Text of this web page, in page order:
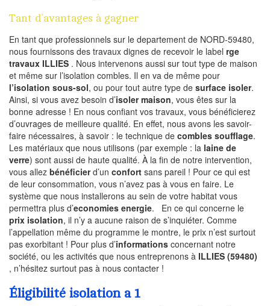
Tant d’avantages à gagner
En tant que professionnels sur le departement de NORD-59480,
nous fournissons des travaux dignes de recevoir le label rge
travaux ILLIES . Nous intervenons aussi sur tout type de maison
et même sur l’isolation combles. Il en va de même pour
l’isolation sous-sol, ou pour tout autre type de surface isoler.
Ainsi, si vous avez besoin d’isoler maison, vous êtes sur la
bonne adresse ! En nous confiant vos travaux, vous bénéficierez
d’ouvrages de meilleure qualité. En effet, nous avons les savoir-
faire nécessaires, à savoir : le technique de combles soufflage.
Les matériaux que nous utilisons (par exemple : la laine de
verre) sont aussi de haute qualité. À la fin de notre intervention,
vous allez bénéficierd’un confort sans pareil ! Pour ce qui est
de leur consommation, vous n’avez pas à vous en faire. Le
système que nous installerons au sein de votre habitat vous
permettra plus d’economies energie. En ce qui concerne le
prix isolation, il n’y a aucune raison de s’inquiéter. Comme
l’appellation même du programme le montre, le prix n’est surtout
pas exorbitant ! Pour plus d’informations concernant notre
société, ou les activités que nous entreprenons à ILLIES (59480)
, n’hésitez surtout pas à nous contacter !
Éligibilité isolation a 1